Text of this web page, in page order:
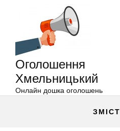
Оголошення
Хмельницький
Онлайн дошка оголошень
ЗМІСТ